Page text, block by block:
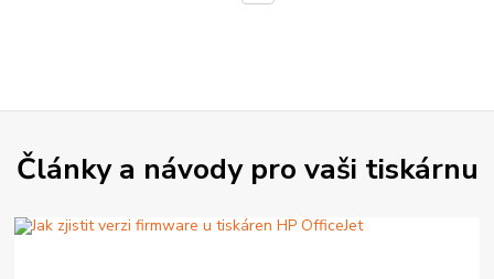
Články a návody pro vaši tiskárnu